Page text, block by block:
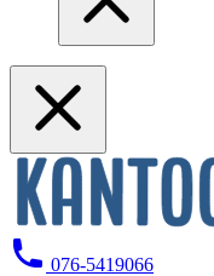
076-5419066